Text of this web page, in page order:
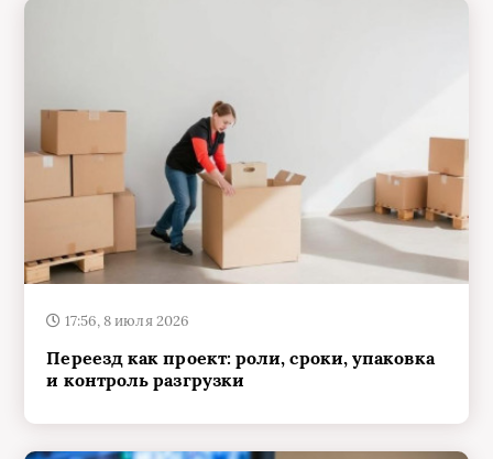
17:56, 8 июля 2026
Переезд как проект: роли, сроки, упаковка
и контроль разгрузки